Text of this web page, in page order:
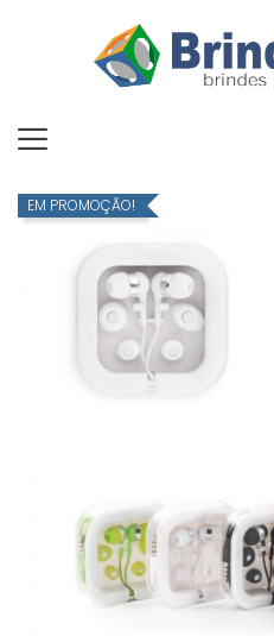
EM PROMOÇÃO!